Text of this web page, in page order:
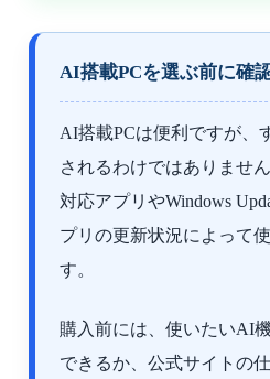
AI搭載PCを選ぶ前に確
AI搭載PCは便利ですが、
されるわけではありませ
対応アプリやWindows
プリの更新状況によって
す。
購入前には、使いたいAI
できるか、公式サイトの